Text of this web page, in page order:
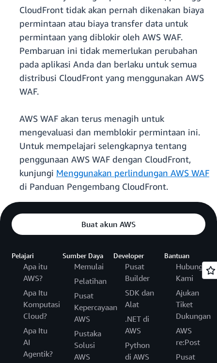
CloudFront tidak akan pernah dikenakan biaya
permintaan atau biaya transfer data untuk
permintaan yang diblokir oleh AWS WAF.
Pembaruan ini tidak memerlukan perubahan
pada aplikasi Anda dan berlaku untuk semua
distribusi CloudFront yang menggunakan AWS
WAF.
AWS WAF akan terus menagih untuk
mengevaluasi dan memblokir permintaan ini.
Untuk mempelajari selengkapnya tentang
penggunaan AWS WAF dengan CloudFront,
kunjungi Menggunakan perlindungan AWS WAF
di Panduan Pengembang CloudFront.
Buat akun AWS
Pelajari
Apa itu
AWS?
Apa Itu
Komputasi
Cloud?
Apa Itu
AI
Agentik?
Sumber Daya
Memulai
Pelatihan
Pusat
Kepercayaan
AWS
Pustaka
Solusi
AWS
Developer
Pusat
Builder
SDK dan
Alat
.NET di
AWS
Python
di AWS
Bantuan
Hubungi
Kami
Ajukan
Tiket
Dukungan
AWS
re:Post
Pusat